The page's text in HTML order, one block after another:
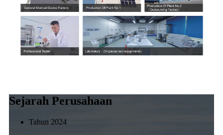
Sejarah Perusahaan
Tahun 2024